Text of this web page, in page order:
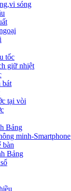
sóng
tốc
giữ nhiệt
bát
tại vòi
Bảng
minh-Smartphone
bàn
Bảng